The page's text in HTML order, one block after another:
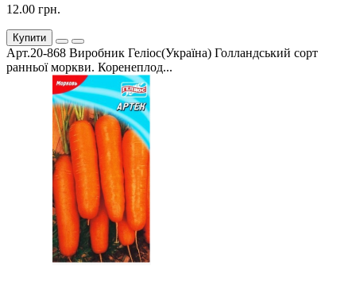
12.00 грн.
Купити
Арт.20-868 Виробник Геліос(Україна) Голландський сорт
ранньої моркви. Коренеплод...